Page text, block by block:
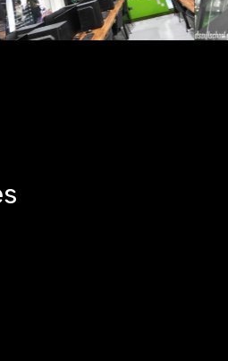
Cristian Pérez
3D Generalist